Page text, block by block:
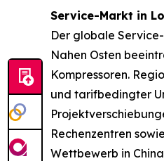
Service-Markt in
Der globale
Nahen Osten
Kompressoren.
und tarifbedingter
Rechenzentren
Wettbewerb in